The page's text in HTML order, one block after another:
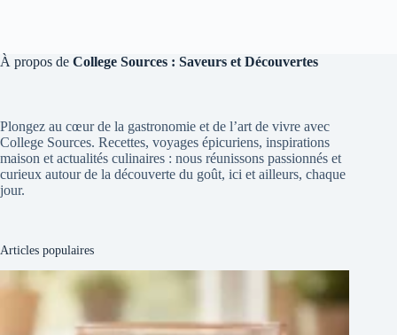
À propos de College Sources : Saveurs et Découvertes
Plongez au cœur de la gastronomie et de l’art de vivre avec
College Sources. Recettes, voyages épicuriens, inspirations
maison et actualités culinaires : nous réunissons passionnés et
curieux autour de la découverte du goût, ici et ailleurs, chaque
jour.
Articles populaires